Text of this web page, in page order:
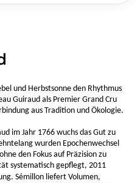
und Herbstsonne den Rhythmus
Guiraud als Premier Grand Cru
aus Tradition und Ökologie.
im Jahr 1766 wuchs das Gut zu
wurden Epochenwechsel
den Fokus auf Präzision zu
systematisch gepflegt, 2011
Sémillon liefert Volumen,